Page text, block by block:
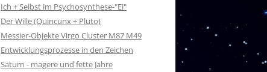
Ich + Selbst im Psychosynthese-"Ei"
Der Wille (Quincunx + Pluto)
Messier-Objekte Virgo Cluster M87 M49
Entwicklungsprozesse in den Zeichen
Saturn - magere und fette Jahre